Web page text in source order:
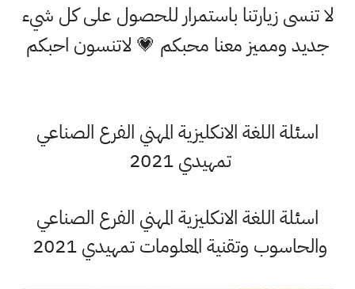
تنسى زيارتنا باستمرار للحصول على كل شيء
ومميز معنا محبكم 💗 لاتنسون احبكم
اسئلة اللغة الانكليزية المهني الفرع الصناعي
تمهيدي 2021
اسئلة اللغة الانكليزية المهني الفرع الصناعي
وتقنية المعلومات تمهيدي 2021